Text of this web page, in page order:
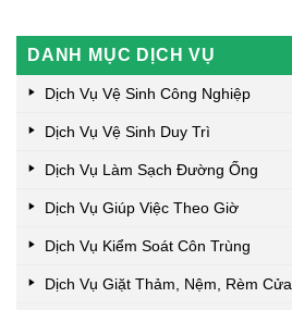
DANH MỤC DỊCH VỤ
Dịch Vụ Vệ Sinh Công Nghiệp
Dịch Vụ Vệ Sinh Duy Trì
Dịch Vụ Làm Sạch Đường Ống
Dịch Vụ Giúp Việc Theo Giờ
Dịch Vụ Kiểm Soát Côn Trùng
Dịch Vụ Giặt Thảm, Nệm, Rèm Cửa